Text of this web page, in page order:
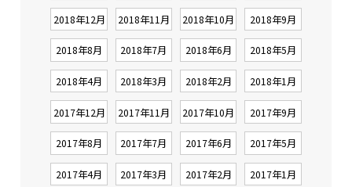
2018年12月 2018年11月 2018年10月 2018年9月
2018年8月 2018年7月 2018年6月 2018年5月
2018年4月 2018年3月 2018年2月 2018年1月
2017年12月 2017年11月 2017年10月 2017年9月
2017年8月 2017年7月 2017年6月 2017年5月
2017年4月 2017年3月 2017年2月 2017年1月